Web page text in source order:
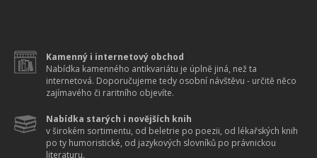
Kamenný i internetový obchod
Nabídka kamenného antikvariátu je úplně jiná, než ta
internetová. Doporučujeme tedy osobní návštěvu - určitě něco
zajímavého či raritního objevíte.
Nabídka starých i novějších knih
v širokém sortimentu, od beletrie po poezii, od lékařských knih
po ty humoristické, od jazykových slovníků po právnickou
literaturu.